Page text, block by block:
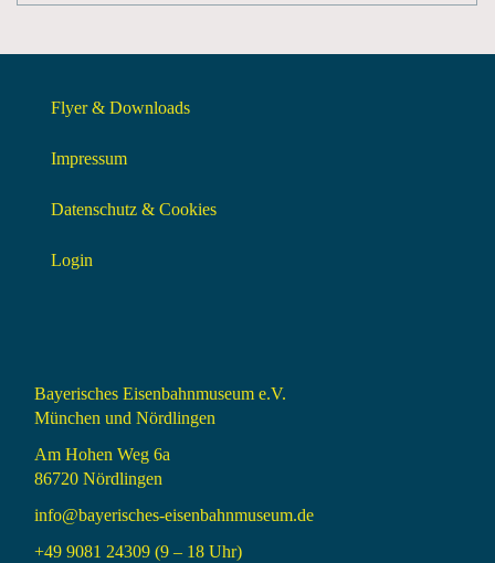
Flyer & Downloads
Impressum
Datenschutz & Cookies
Login
Bayerisches Eisenbahnmuseum e.V.
München und Nördlingen
Am Hohen Weg 6a
86720 Nördlingen
info@bayerisches-eisenbahnmuseum.de
+49 9081 24309 (9 – 18 Uhr)